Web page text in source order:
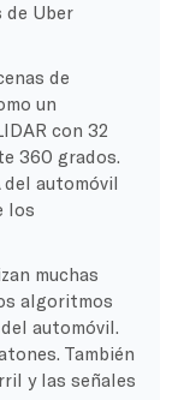
de Uber
de
un
con 32
360 grados.
automóvil
los
muchas
algoritmos
automóvil.
También
y las señales